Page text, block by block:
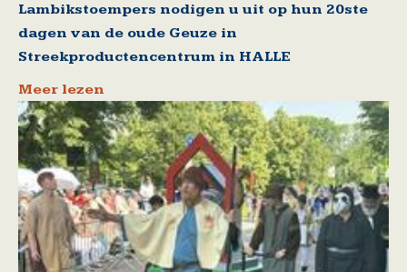
Lambikstoempers nodigen u uit op hun 20ste
dagen van de oude Geuze in
Streekproductencentrum in HALLE
Meer lezen